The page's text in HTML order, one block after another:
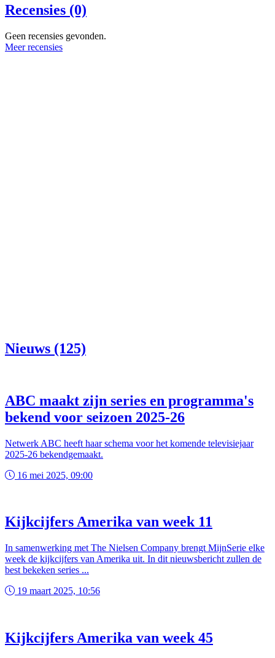
Recensies (0)
Geen recensies gevonden.
Meer recensies
Nieuws (125)
ABC maakt zijn series en programma's
bekend voor seizoen 2025-26
Netwerk ABC heeft haar schema voor het komende televisiejaar
2025-26 bekendgemaakt.
16 mei 2025, 09:00
Kijkcijfers Amerika van week 11
In samenwerking met The Nielsen Company brengt MijnSerie elke
week de kijkcijfers van Amerika uit. In dit nieuwsbericht zullen de
best bekeken series ...
19 maart 2025, 10:56
Kijkcijfers Amerika van week 45